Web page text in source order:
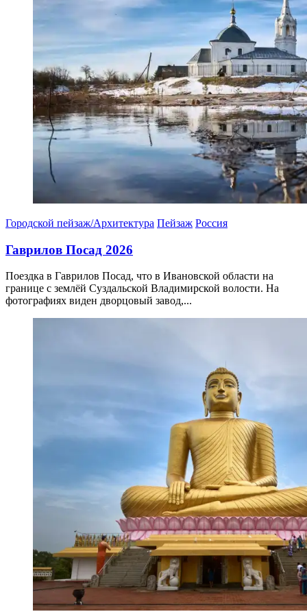
Городской пейзаж/Архитектура Пейзаж Россия
Гаврилов Посад 2026
Поездка в Гаврилов Посад, что в Ивановской области на
границе с землёй Суздальской Владимирской волости. На
фотографиях виден дворцовый завод,...